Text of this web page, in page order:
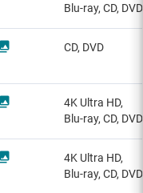
Blu-ray, CD, DVD
CD, DVD
4K Ultra HD,
Blu-ray, CD, DVD
4K Ultra HD,
Blu-ray, CD, DVD